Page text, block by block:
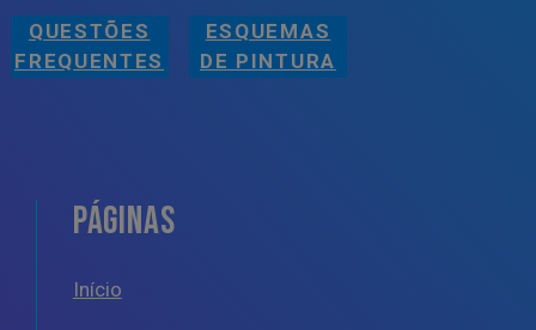
QUESTÕES
FREQUENTES
ESQUEMAS
DE PINTURA
PÁGINAS
Início